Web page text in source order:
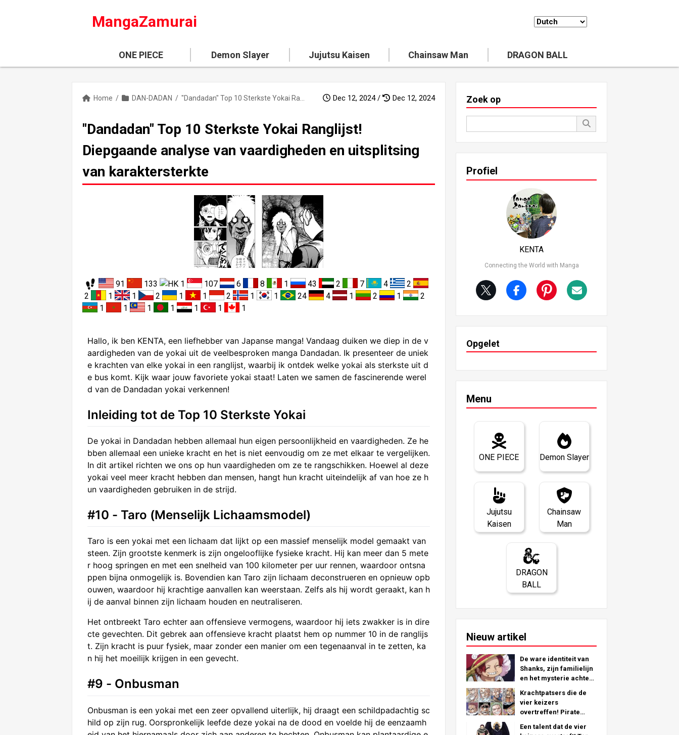
MangaZamurai
ONE PIECE Demon Slayer Jujutsu Kaisen Chainsaw Man DRAGON BALL
Home / DAN-DADAN / Dec 12, 2024 / Dec 12, 2024
"Dandadan" Top 10 Sterkste Yokai Ranglijst!
Diepgaande analyse van vaardigheden en uitsplitsing
van karaktersterkte
91 133 1 107 6 8 1 43 2 7 4
2
2
1 1 2 1 1 2 1 1 24 4 1 2 1
2
1
1 1 1 1 1 1
Hallo, ik ben KENTA, een liefhebber van Japanse manga! Vandaag duiken we diep in de v
aardigheden van de yokai uit de veelbesproken manga Dandadan. Ik presenteer de uniek
e krachten van elke yokai in een ranglijst, waarbij ik ontdek welke yokai als sterkste uit d
e bus komt. Kijk waar jouw favoriete yokai staat! Laten we samen de fascinerende werel
d van de Dandadan yokai verkennen!
Inleiding tot de Top 10 Sterkste Yokai
De yokai in Dandadan hebben allemaal hun eigen persoonlijkheid en vaardigheden. Ze he
bben allemaal een unieke kracht en het is niet eenvoudig om ze met elkaar te vergelijken.
In dit artikel richten we ons op hun vaardigheden om ze te rangschikken. Hoewel al deze
yokai veel meer kracht hebben dan mensen, hangt hun kracht uiteindelijk af van hoe ze h
un vaardigheden gebruiken in de strijd.
#10 - Taro (Menselijk Lichaamsmodel)
Taro is een yokai met een lichaam dat lijkt op een massief menselijk model gemaakt van
steen. Zijn grootste kenmerk is zijn ongelooflijke fysieke kracht. Hij kan meer dan 5 mete
r hoog springen en met een snelheid van 100 kilometer per uur rennen, waardoor ontsna
ppen bijna onmogelijk is. Bovendien kan Taro zijn lichaam deconstrueren en opnieuw opb
ouwen, waardoor hij krachtige aanvallen kan weerstaan. Zelfs als hij wordt geraakt, kan h
ij de aanval binnen zijn lichaam houden en neutraliseren.
Het ontbreekt Taro echter aan offensieve vermogens, waardoor hij iets zwakker is in dire
cte gevechten. Dit gebrek aan offensieve kracht plaatst hem op nummer 10 in de ranglijs
t. Zijn kracht is puur fysiek, maar zonder een manier om een tegenaanval in te zetten, ka
n hij het moeilijk krijgen in een gevecht.
#9 - Onbusman
Onbusman is een yokai met een zeer opvallend uiterlijk, hij draagt een schildpadachtig sc
hild op zijn rug. Oorspronkelijk leefde deze yokai na de dood en voelde hij de eenzaamh
Zoek op
Profiel
KENTA
Connecting the World with Manga
Opgelet
Menu
ONE PIECE Demon Slayer
Jujutsu
Kaisen
Chainsaw
Man
DRAGON
BALL
Nieuw artikel
De ware identiteit van
Shanks, zijn familielijn
en het mysterie achter
diepgaande analyse uit
het laatste hoofdstuk!
Krachtpatsers die de
vier keizers
overtreffen! Pirate
ranking TOP 11 (Van 5e
Een talent dat de vier